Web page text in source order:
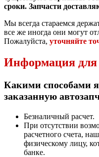
сроки. Запчасти
Мы всегда стараемся
все же иногда они могут
Пожалуйста, уточняйте
Информация для
Какими способами
заказанную
Безналичный расчет.
При отсутствии
расчетного счета,
физическому лицу,
банке.